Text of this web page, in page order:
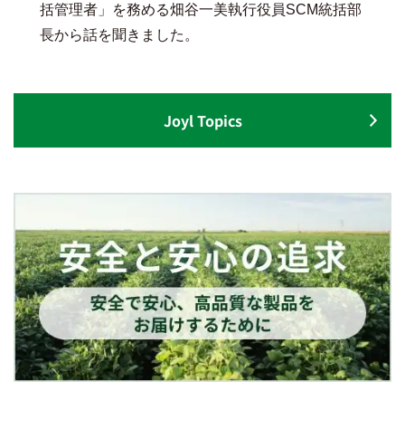
括管理者」を務める畑谷一美執行役員SCM統括部
長から話を聞きました。
Joyl Topics